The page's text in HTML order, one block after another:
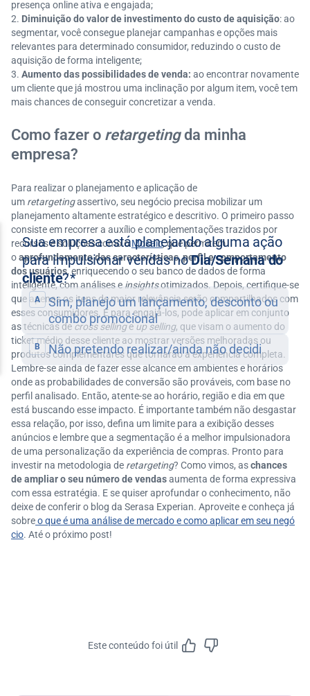
presença online ativa e engajada;
Diminuição do valor de investimento do custo de aquisição: ao
segmentar, você consegue planejar campanhas e opções mais
relevantes para determinado consumidor, reduzindo o custo de
aquisição de forma inteligente;
Aumento das possibilidades de venda: ao encontrar novamente
um cliente que já mostrou uma inclinação por algum item, você tem
mais chances de conseguir concretizar a venda.
Como fazer o retargetingda minha
empresa?
Para realizar o planejamento e aplicação de
um retargetingassertivo, seu negócio precisa mobilizar um
planejamento altamente estratégico e descritivo. O primeiro passo
consiste em recorrer a auxílio e complementações trazidos por
recursos e soluções como oMosaic, que permitem
oaprofundamento das características, perfil e comportamento
dos usuários, enriquecendo o seu banco de dados de forma
inteligente, com análises e insightsotimizados. Depois, certifique-se
que apenas os itens de maior relevância serão compartilhados com
esses consumidores. E para engajá-los, pode aplicar em conjunto
as técnicas decross sellinge up selling, que visam o aumento do
ticket médio desse cliente ao mostrar versões melhoradas ou
produtos complementares que tornarão a experiência completa.
Lembre-se ainda de fazer esse alcance em ambientes e horários
onde as probabilidades de conversão são prováveis, com base no
perfil analisado. Então, atente-se ao horário, região e dia em que
está buscando esse impacto. É importante também não desgastar
essa relação, por isso, defina um limite para a exibição desses
anúncios e lembre que a segmentação é a melhor impulsionadora
de uma personalização da experiência de compras. Pronto para
investir na metodologia de retargeting? Como vimos, aschances
de ampliar o seu número de vendasaumenta de forma expressiva
com essa estratégia. E se quiser aprofundar o conhecimento, não
deixe de conferir o blog da Serasa Experian. Aproveite e conheça já
sobreo que é uma análise de mercado e como aplicar em seu negó
cio. Até o próximo post!
Este conteúdo foi útil